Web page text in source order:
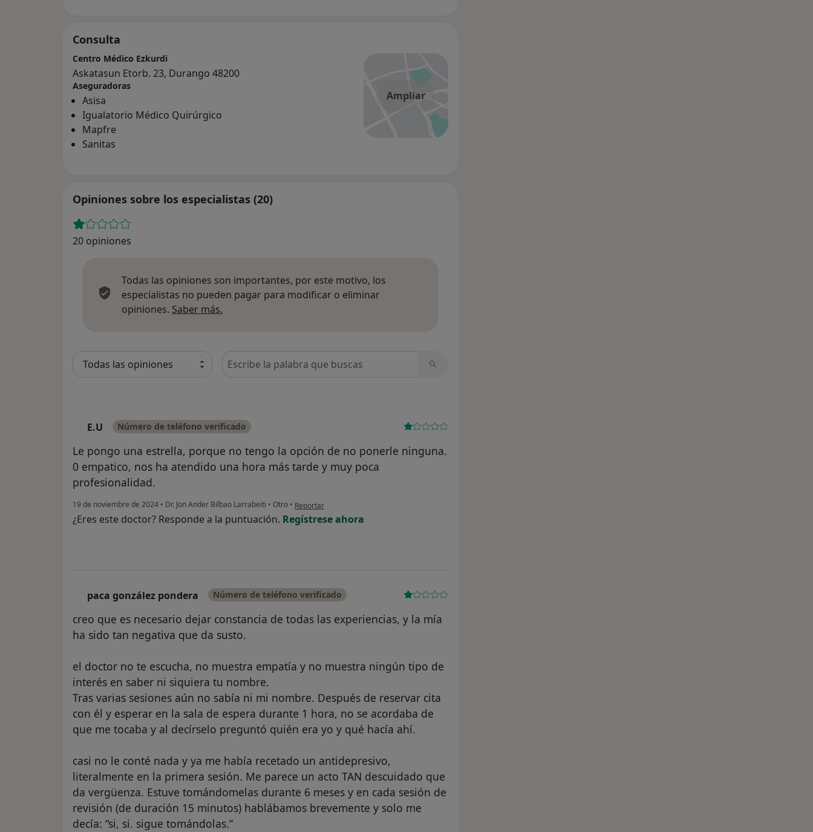
Consulta
Ampliar
Centro Médico Ezkurdi
Askatasun Etorb. 23, Durango 48200
Aseguradoras
Asisa
Igualatorio Médico Quirúrgico
Mapfre
Sanitas
Opiniones sobre los especialistas (20)
20 opiniones
Todas las opiniones son importantes, por este motivo, los
especialistas no pueden pagar para modificar o eliminar
opiniones. Saber más.
Busca en opiniones
E.U Número de teléfono verificado
Le pongo una estrella, porque no tengo la opción de no ponerle ninguna.
0 empatico, nos ha atendido una hora más tarde y muy poca
profesionalidad.
19 de noviembre de 2024 • Dr. Jon Ander Bilbao Larrabeiti • Otro • en opinión del usuario E.U
Reportar
¿Eres este doctor? Responde a la puntuación. Regístrese ahora
paca gonzález pondera Número de teléfono verificado
creo que es necesario dejar constancia de todas las experiencias, y la mía
ha sido tan negativa que da susto.
el doctor no te escucha, no muestra empatía y no muestra ningún tipo de
interés en saber ni siquiera tu nombre.
Tras varias sesiones aún no sabía ni mi nombre. Después de reservar cita
con él y esperar en la sala de espera durante 1 hora, no se acordaba de
que me tocaba y al decírselo preguntó quién era yo y qué hacía ahí.
casi no le conté nada y ya me había recetado un antidepresivo,
literalmente en la primera sesión. Me parece un acto TAN descuidado que
da vergüenza. Estuve tomándomelas durante 6 meses y en cada sesión de
revisión (de duración 15 minutos) hablábamos brevemente y solo me
decía: “si, si. sigue tomándolas.”